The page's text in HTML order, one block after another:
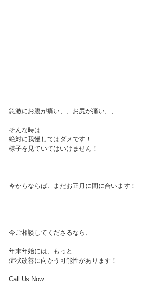
急激にお腹が痛い、、お尻が痛い、、
そんな時は
絶対に我慢してはダメです！
様子を見ていてはいけません！
今からならば、まだお正月に間に合います！
今ご相談してくださるなら、
年末年始には、もっと
症状改善に向かう可能性があります！
Call Us Now